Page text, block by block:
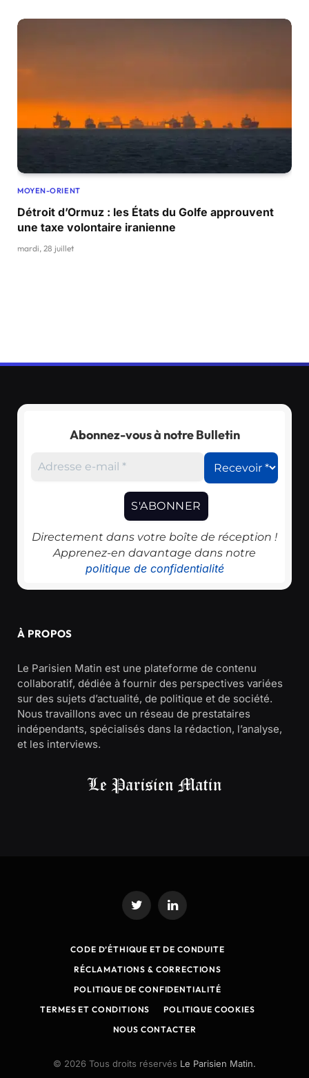
MOYEN-ORIENT
Détroit d’Ormuz : les États du Golfe approuvent
une taxe volontaire iranienne
mardi, 28 juillet
Abonnez-vous à notre Bulletin
Directement dans votre boîte de réception !
Apprenez-en davantage dans notre
politique de confidentialité
À PROPOS
Le Parisien Matin est une plateforme de contenu
collaboratif, dédiée à fournir des perspectives variées
sur des sujets d’actualité, de politique et de société.
Nous travaillons avec un réseau de prestataires
indépendants, spécialisés dans la rédaction, l’analyse,
et les interviews.
Twitter LinkedIn
CODE D’ÉTHIQUE ET DE CONDUITE
RÉCLAMATIONS & CORRECTIONS
POLITIQUE DE CONFIDENTIALITÉ
TERMES ET CONDITIONS
POLITIQUE COOKIES
NOUS CONTACTER
© 2026 Tous droits réservés Le Parisien Matin.